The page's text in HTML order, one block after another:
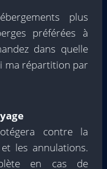
plus
préférées à
dans quelle
ma répartition par
contre la
les annulations.
en cas de